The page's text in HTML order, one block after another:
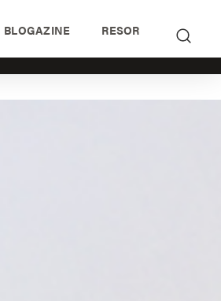
BLOGAZINE RESOR